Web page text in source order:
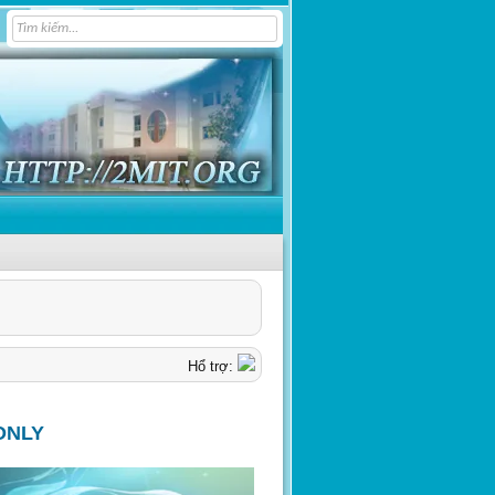
Hổ trợ: